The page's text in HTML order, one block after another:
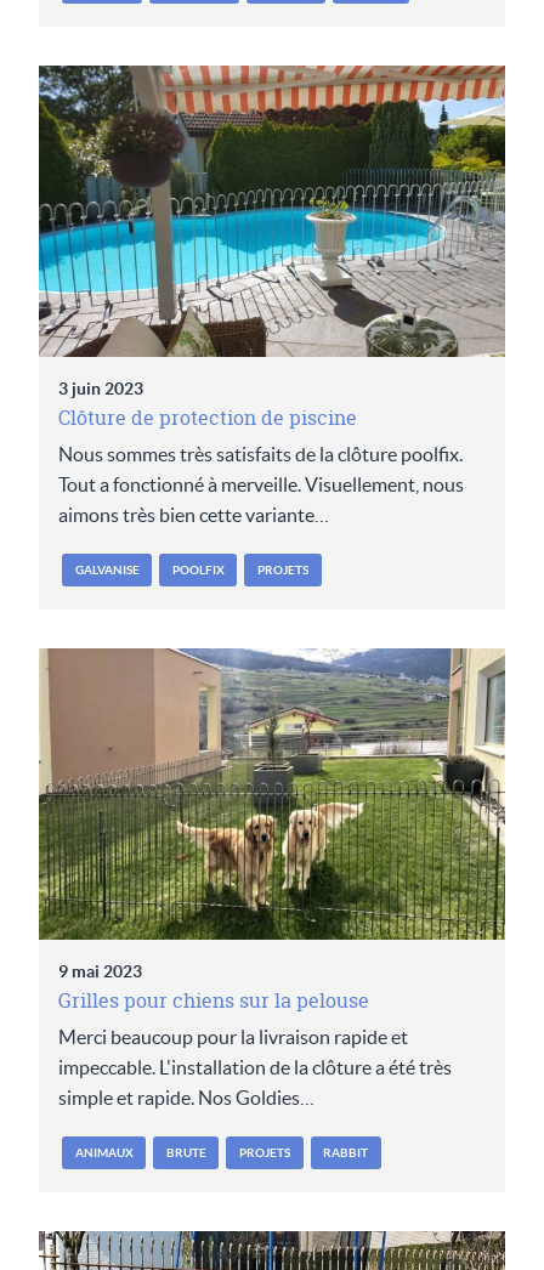
3 juin 2023
Clôture de protection de piscine
Nous sommes très satisfaits de la clôture poolfix.
Tout a fonctionné à merveille. Visuellement, nous
aimons très bien cette variante…
GALVANISE POOLFIX PROJETS
9 mai 2023
Grilles pour chiens sur la pelouse
Merci beaucoup pour la livraison rapide et
impeccable. L'installation de la clôture a été très
simple et rapide. Nos Goldies…
ANIMAUX BRUTE PROJETS RABBIT